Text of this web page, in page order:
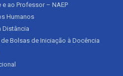
ao Professor – NAEP
Humanos
Distância
Bolsas de Iniciação à Docência